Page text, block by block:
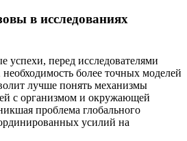
в исследованиях
успехи, перед исследователями
необходимость более точных моделей
лучше понять механизмы
с организмом и окружающей
проблема глобального
усилий на